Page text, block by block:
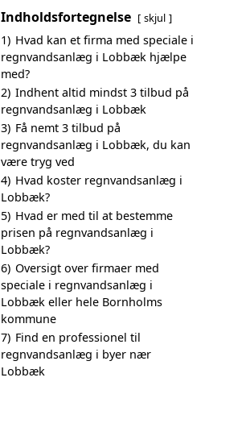
Indholdsfortegnelse skjul
1) Hvad kan et firma med speciale i
regnvandsanlæg i Lobbæk hjælpe
med?
2) Indhent altid mindst 3 tilbud på
regnvandsanlæg i Lobbæk
3) Få nemt 3 tilbud på
regnvandsanlæg i Lobbæk, du kan
være tryg ved
4) Hvad koster regnvandsanlæg i
Lobbæk?
5) Hvad er med til at bestemme
prisen på regnvandsanlæg i
Lobbæk?
6) Oversigt over firmaer med
speciale i regnvandsanlæg i
Lobbæk eller hele Bornholms
kommune
7) Find en professionel til
regnvandsanlæg i byer nær
Lobbæk